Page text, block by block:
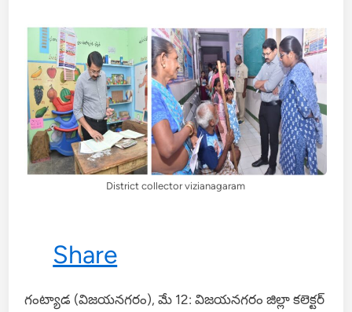
District collector vizianagaram
Share
గంట్యాడ (విజయనగరం), మే 12: విజయనగరం జిల్లా కలెక్టర్